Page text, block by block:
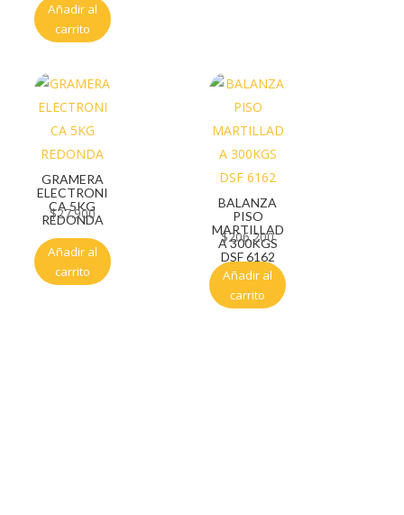
Añadir al
carrito
GRAMERA
ELECTRONI
CA 5KG
REDONDA
$27.900
Añadir al
carrito
BALANZA
PISO
MARTILLAD
A 300KGS
DSF 6162
$206.200
Añadir al
carrito